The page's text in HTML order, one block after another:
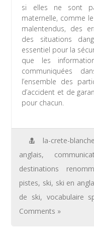
si elles ne sont
maternelle, comme
malentendus, des
des situations
essentiel pour la
que les
communiquées
l’ensemble des
d’accident et de
pour chacun.
la-crete-blanche
anglais,
destinations
pistes, ski, ski en
de ski, vocabulaire
Comments »